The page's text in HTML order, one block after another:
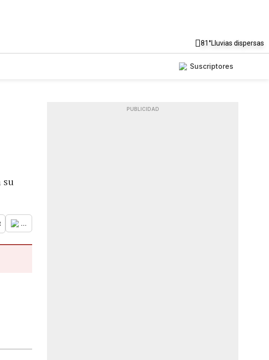
81°Lluvias dispersas
Suscriptores
su
...
PUBLICIDAD